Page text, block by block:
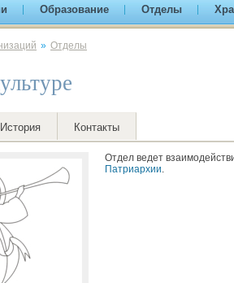
Образование Отделы
» Отделы
История Контакты
Отдел ведет
Патриархии.